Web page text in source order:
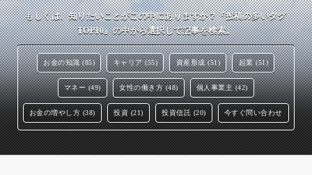
もしくは、知りたいことがこの中にありますか？『投稿の多いタグ
TOP10』の中から選択して記事を検索。
お金の知識 (85) キャリア (55) 資産形成 (51) 起業 (51)
マネー (49) 女性の働き方 (48) 個人事業主 (42)
お金の増やし方 (38) 投資 (21) 投資信託 (20) 今すぐ問い合わせ